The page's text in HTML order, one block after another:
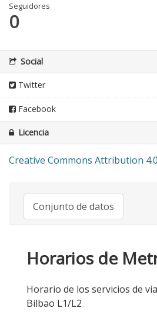
Seguidores
0
Social
Twitter
Facebook
Licencia
Creative Commons Attribution 4.0
Conjunto de datos
Horarios de
Horario de los servicios de
Bilbao L1/L2